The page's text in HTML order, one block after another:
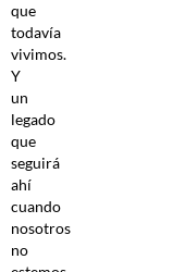
que
todavía
vivimos.
Y
un
legado
que
seguirá
ahí
cuando
nosotros
no